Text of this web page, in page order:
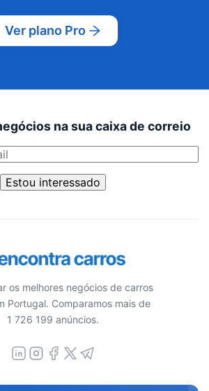
Ver plano Pro
na sua caixa de correio
Estou interessado
os melhores negócios de carros
Portugal. Comparamos mais de
1 726 199 anúncios.